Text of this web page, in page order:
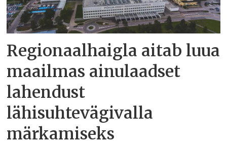
Regionaalhaigla aitab luua
maailmas ainulaadset
lahendust
lähisuhtevägivalla
märkamiseks